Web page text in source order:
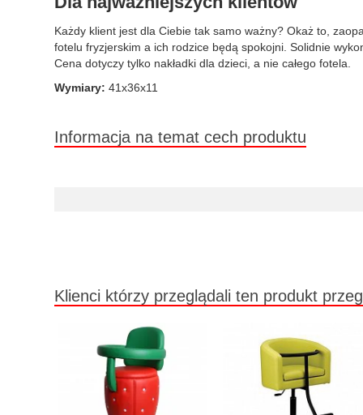
Każdy klient jest dla Ciebie tak samo ważny? Okaż to,
fotelu fryzjerskim a ich rodzice będą spokojni. Solidnie
Cena dotyczy tylko nakładki dla dzieci, a nie całego fotela.
Wymiary: 41x36x11
Informacja na temat cech produktu
Klienci którzy przeglądali ten produkt